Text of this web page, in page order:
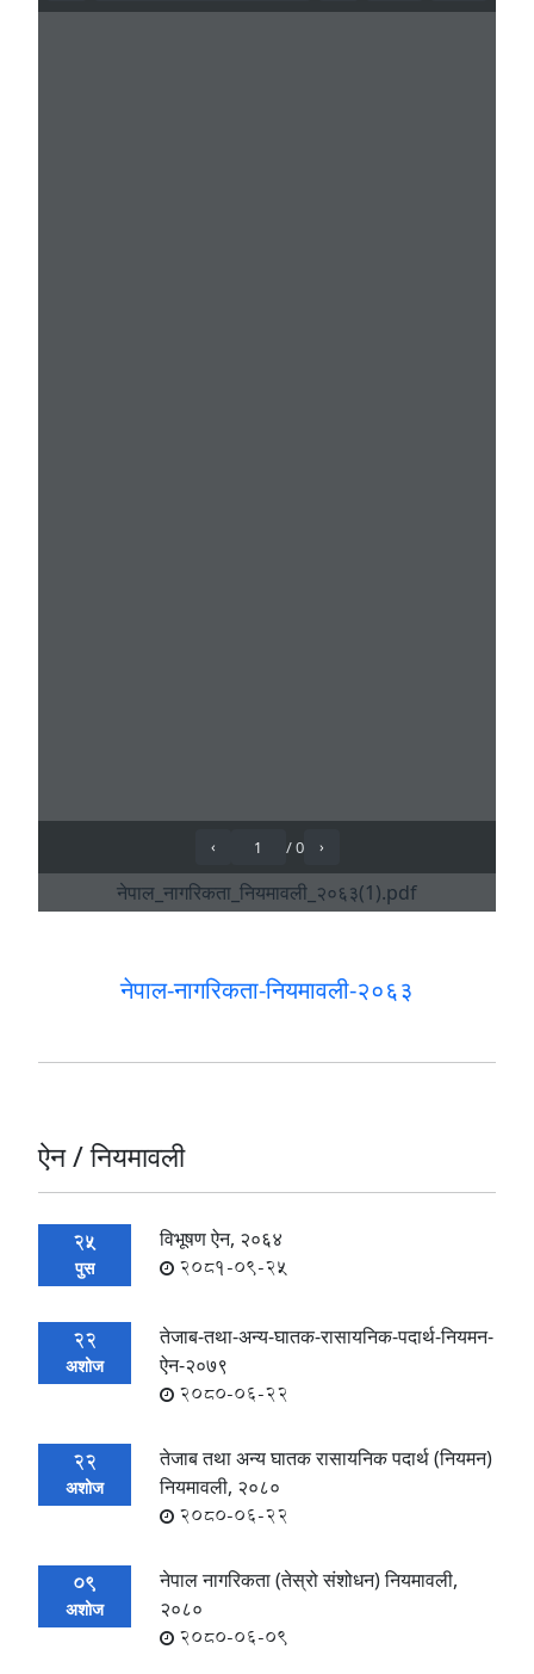
नेपाल-नागरिकता-नियमावली-२०६३
ऐन / नियमावली
25
पुस
विभूषण ऐन, २०६४
2081-09-25
22
अशोज
तेजाब-तथा-अन्य-घातक-रासायनिक-पदार्थ-नियमन-
ऐन-२०७९
2080-06-22
22
अशोज
तेजाब तथा अन्य घातक रासायनिक पदार्थ (नियमन)
नियमावली, २०८०
2080-06-22
09
अशोज
नेपाल नागरिकता (तेस्रो संशोधन) नियमावली,
२०८०
2080-06-09